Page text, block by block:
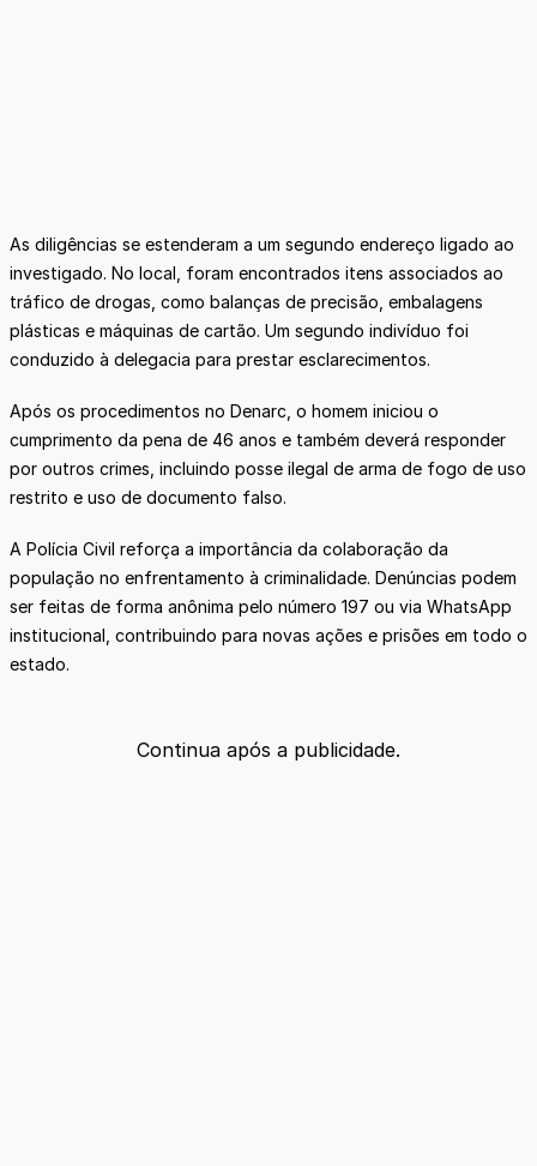
As diligências se estenderam a um segundo endereço ligado ao
investigado. No local, foram encontrados itens associados ao
tráfico de drogas, como balanças de precisão, embalagens
plásticas e máquinas de cartão. Um segundo indivíduo foi
conduzido à delegacia para prestar esclarecimentos.
Após os procedimentos no Denarc, o homem iniciou o
cumprimento da pena de 46 anos e também deverá responder
por outros crimes, incluindo posse ilegal de arma de fogo de uso
restrito e uso de documento falso.
A Polícia Civil reforça a importância da colaboração da
população no enfrentamento à criminalidade. Denúncias podem
ser feitas de forma anônima pelo número 197 ou via WhatsApp
institucional, contribuindo para novas ações e prisões em todo o
estado.
Continua após a publicidade.